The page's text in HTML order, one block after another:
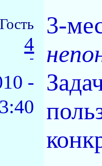
Гость
4
-
-
3-